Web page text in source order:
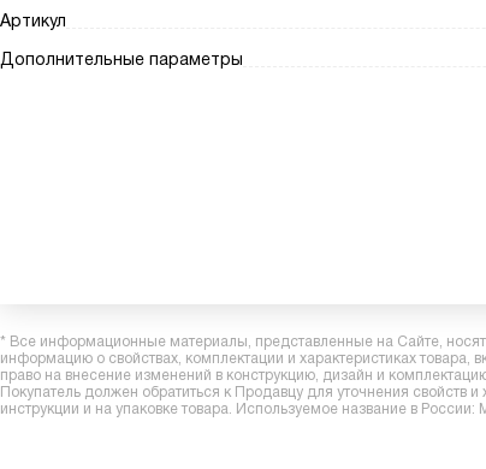
Артикул
Дополнительные параметры
* Все информационные материалы, представленные на Сайте,
информацию о свойствах, комплектации и характеристиках
право на внесение изменений в конструкцию, дизайн и
Покупатель должен обратиться к Продавцу для уточнения свойств
инструкции и на упаковке товара. Используемое название в